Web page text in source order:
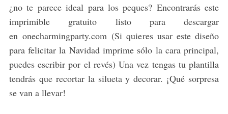
¿no te parece ideal para los peques? Encontrarás este
imprimible gratuito listo para descargar
en onecharmingparty.com (Si quieres usar este diseño
para felicitar la Navidad imprime sólo la cara principal,
puedes escribir por el revés) Una vez tengas tu plantilla
tendrás que recortar la silueta y decorar. ¡Qué sorpresa
se van a llevar!